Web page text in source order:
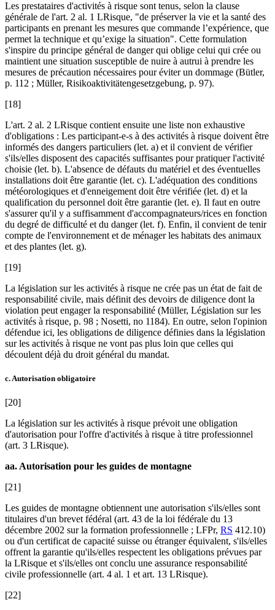
Les prestataires d'activités à risque sont tenus, selon la clause
générale de l'art. 2 al. 1 LRisque, "de préserver la vie et la santé des
participants en prenant les mesures que commande l’expérience, que
permet la technique et qu’exige la situation". Cette formulation
s'inspire du principe général de danger qui oblige celui qui crée ou
maintient une situation susceptible de nuire à autrui à prendre les
mesures de précaution nécessaires pour éviter un dommage (Bütler,
p. 112 ; Müller, Risikoaktivitätengesetzgebung, p. 97).
[18]
L'art. 2 al. 2 LRisque contient ensuite une liste non exhaustive
d'obligations : Les participant-e-s à des activités à risque doivent être
informés des dangers particuliers (let. a) et il convient de vérifier
s'ils/elles disposent des capacités suffisantes pour pratiquer l'activité
choisie (let. b). L'absence de défauts du matériel et des éventuelles
installations doit être garantie (let. c). L'adéquation des conditions
météorologiques et d'enneigement doit être vérifiée (let. d) et la
qualification du personnel doit être garantie (let. e). Il faut en outre
s'assurer qu'il y a suffisamment d'accompagnateurs/rices en fonction
du degré de difficulté et du danger (let. f). Enfin, il convient de tenir
compte de l'environnement et de ménager les habitats des animaux
et des plantes (let. g).
[19]
La législation sur les activités à risque ne crée pas un état de fait de
responsabilité civile, mais définit des devoirs de diligence dont la
violation peut engager la responsabilité (Müller, Législation sur les
activités à risque, p. 98 ; Nosetti, no 1184). En outre, selon l'opinion
défendue ici, les obligations de diligence définies dans la législation
sur les activités à risque ne vont pas plus loin que celles qui
découlent déjà du droit général du mandat.
c. Autorisation obligatoire
[20]
La législation sur les activités à risque prévoit une obligation
d'autorisation pour l'offre d'activités à risque à titre professionnel
(art. 3 LRisque).
aa. Autorisation pour les guides de montagne
[21]
Les guides de montagne obtiennent une autorisation s'ils/elles sont
titulaires d'un brevet fédéral (art. 43 de la loi fédérale du 13
décembre 2002 sur la formation professionnelle ; LFPr, RS 412.10)
ou d'un certificat de capacité suisse ou étranger équivalent, s'ils/elles
offrent la garantie qu'ils/elles respectent les obligations prévues par
la LRisque et s'ils/elles ont conclu une assurance responsabilité
civile professionnelle (art. 4 al. 1 et art. 13 LRisque).
[22]